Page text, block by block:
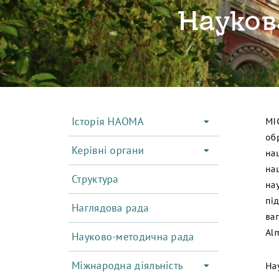
Історія НАОМА
Керівні органи
Структура
Наглядова рада
Науково-методична рада
Міжнародна діяльність